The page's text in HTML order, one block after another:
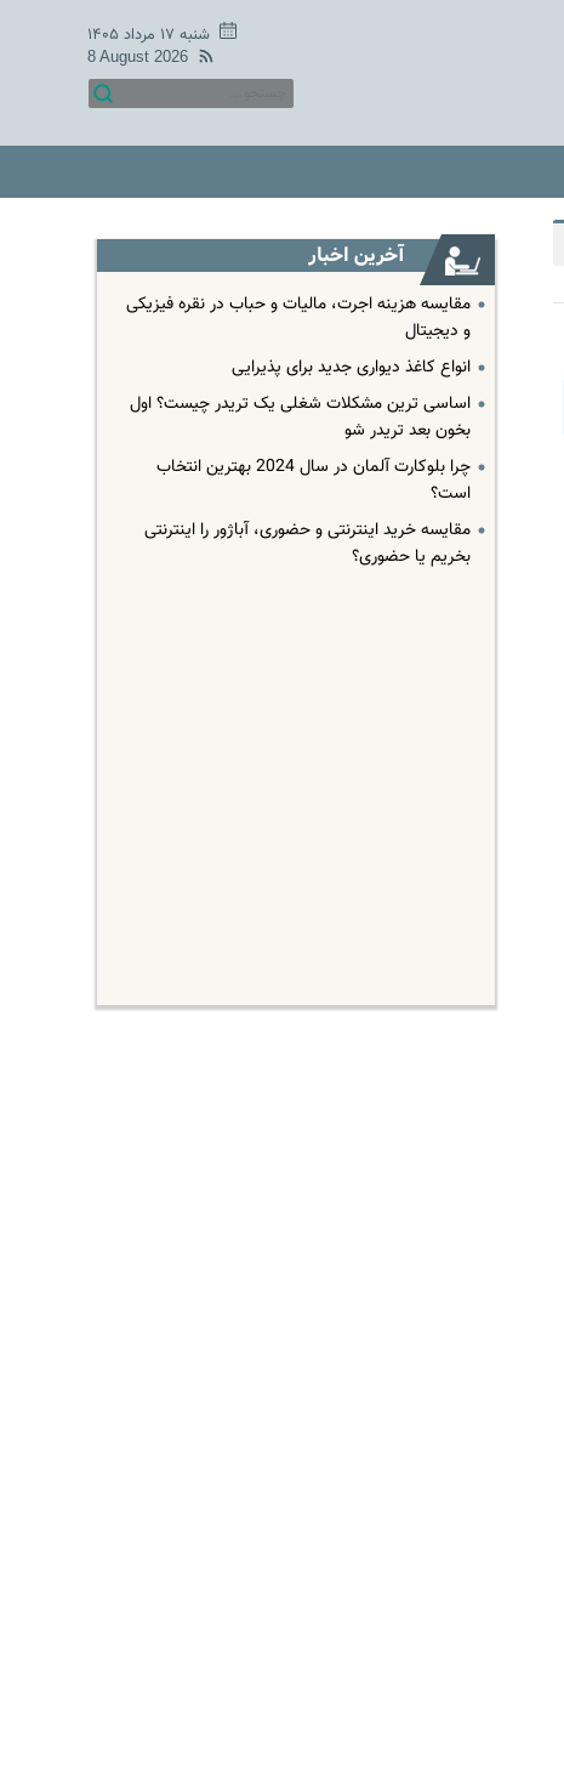
شنبه ۱۷ مرداد ۱۴۰۵
8 August 2026
آخرین اخبار
مقایسه هزینه اجرت، مالیات و حباب در نقره فیزیکی
و دیجیتال
انواع کاغذ دیواری جدید برای پذیرایی
اساسی ترین مشکلات شغلی یک تریدر چیست؟ اول
بخون بعد تریدر شو
چرا بلوکارت آلمان در سال 2024 بهترین انتخاب
است؟
مقایسه خرید اینترنتی و حضوری، آباژور را اینترنتی
بخریم یا حضوری؟